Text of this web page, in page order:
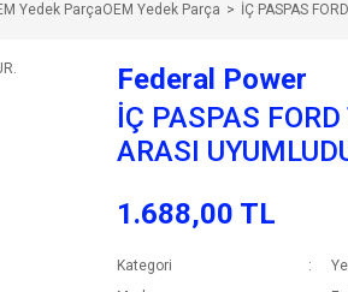
Yedek ParçaOEM Yedek Parça İÇ PASPAS
Federal Power
İÇ PASPAS
ARASI
1.688,00 TL
Kategori